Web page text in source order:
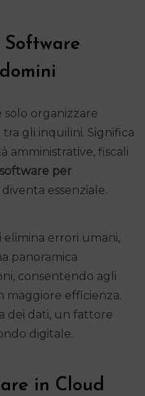
Software
organizzare
gli inquilini. Significa
amministrative, fiscali
software per
diventa essenziale.
elimina errori umani,
panoramica
consentendo agli
maggiore efficienza.
dei dati, un fattore
digitale.
in Cloud